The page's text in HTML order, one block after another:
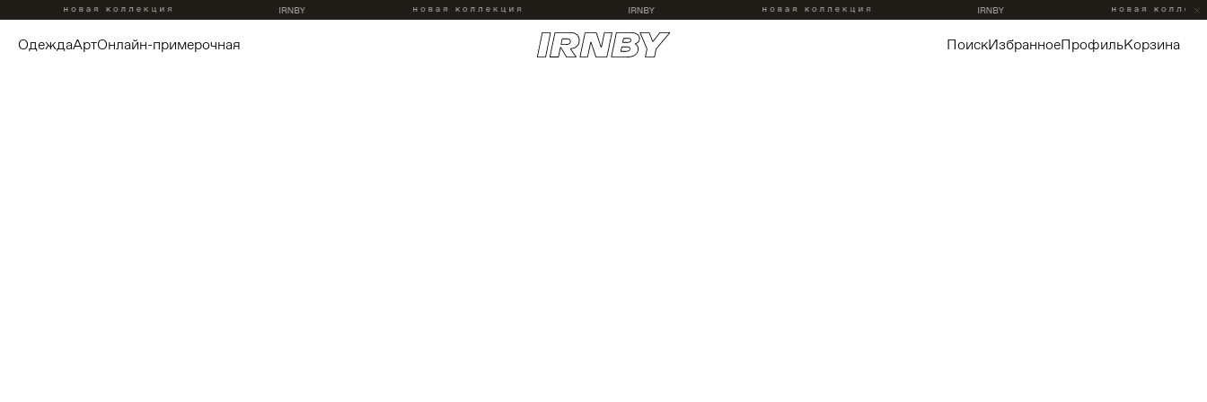
одежда арт онлайн-примерочная поиск избранное профиль корзина